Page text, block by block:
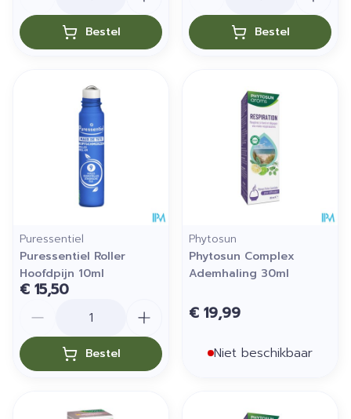
Bestel Bestel
Puressentiel
Puressentiel Roller
Hoofdpijn 10ml
€ 15,50
Bestel
Phytosun
Phytosun Complex
Ademhaling 30ml
€ 19,99
Niet beschikbaar